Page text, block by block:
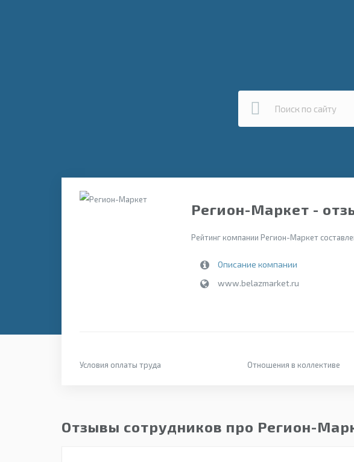
Регион-Маркет -
Рейтинг компании Регион-Маркет
Описание компании
www.belazmarket.ru
Условия оплаты труда Отношения в коллективе
Отзывы сотрудников про Регион-